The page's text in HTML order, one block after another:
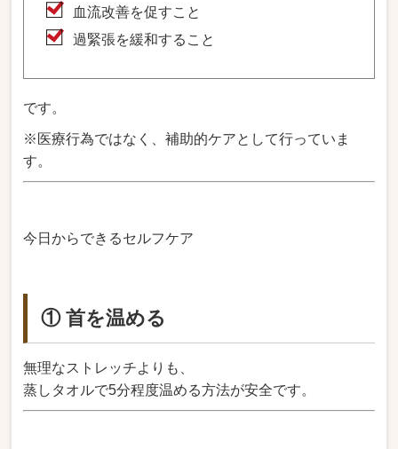
血流改善を促すこと
過緊張を緩和すること
です。
※医療行為ではなく、補助的ケアとして行っていま
す。
今日からできるセルフケア
① 首を温める
無理なストレッチよりも、
蒸しタオルで5分程度温める方法が安全です。